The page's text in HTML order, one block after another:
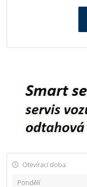
Otevírací doba:
Pondělí